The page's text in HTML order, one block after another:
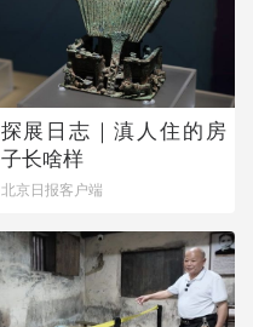
探展日志｜滇人住的房
子长啥样
北京日报客户端